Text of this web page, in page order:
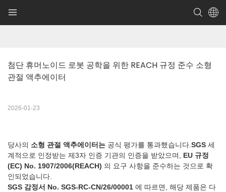
첨단 휴머노이드 로봇 공학을 위한 REACH 규정 준수 소형
관절 액추에이터
2026-01-23
당사의 소형 관절 액추에이터는 공식 평가를 통과했습니다.SGS 세
계적으로 인정받는 제3자 인증 기관의 인증을 받았으며, EU 규정
(EC) No. 1907/2006(REACH) 의 요구 사항을 준수하는 것으로 확
인되었습니다.
SGS 감정서 No. SGS-RC-CN/26/00001 에 따르면, 해당 제품은 다